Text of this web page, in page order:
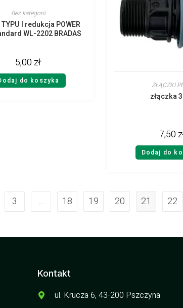
Bez kategorii
I redukcja POWER
WL-2202 BRADAS
5,00 zł
do koszyka ZŁĄCZKI
złączka
7,50
Dodaj do
3 … 18 19 20 21 22
Kontakt
ul. Krucza 6, 43-200 Pszczyna